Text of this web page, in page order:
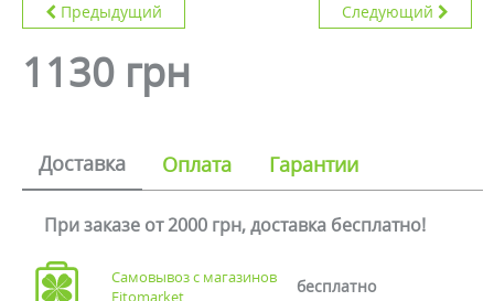
Предыдущий Следующий
1130 грн
Доставка Оплата Гарантии
При заказе от 2000 грн, доставка бесплатно!
Самовывоз с магазинов
Fitomarket
бесплатно